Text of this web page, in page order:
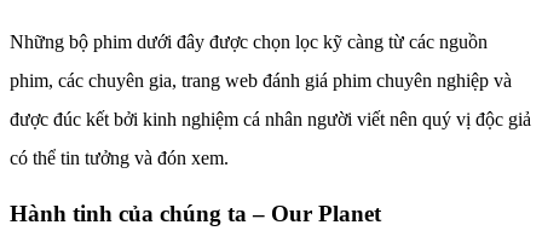
Những bộ phim dưới đây được chọn lọc kỹ càng từ các nguồn
phim, các chuyên gia, trang web đánh giá phim chuyên nghiệp và
được đúc kết bởi kinh nghiệm cá nhân người viết nên quý vị độc giả
có thể tin tưởng và đón xem.
Hành tinh của chúng ta – Our Planet